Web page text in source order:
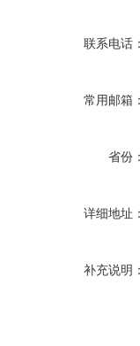
联系电话
常用邮箱
省份
详细地址
补充说明